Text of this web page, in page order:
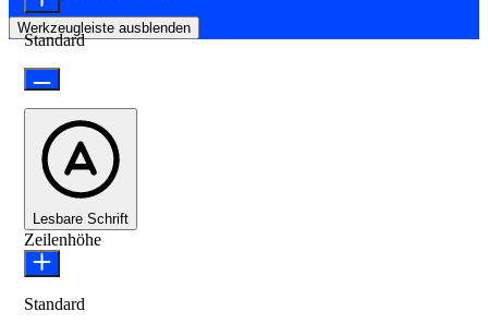
Werkzeugleiste ausblenden
Standard
Lesbare Schrift
Zeilenhöhe
Standard